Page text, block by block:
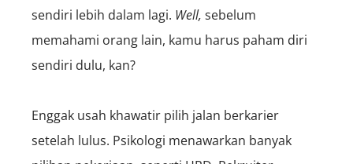
sendiri lebih dalam lagi. Well, sebelum
memahami orang lain, kamu harus paham diri
sendiri dulu, kan?
Enggak usah khawatir pilih jalan berkarier
setelah lulus. Psikologi menawarkan banyak